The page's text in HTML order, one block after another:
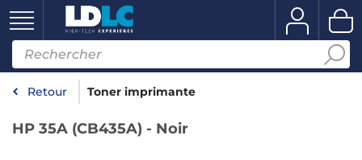
Retour Toner imprimante
HP 35A (CB435A) - Noir